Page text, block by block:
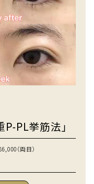
PL挙筋法」
（両目）